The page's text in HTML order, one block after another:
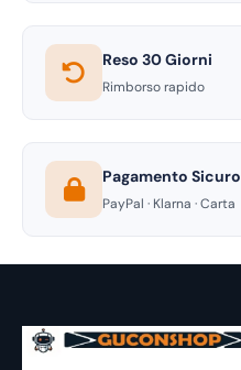
Reso 30 Giorni
Rimborso rapido
Pagamento Sicuro
PayPal · Klarna · Carta